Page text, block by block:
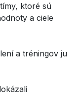
ktoré sú
a ciele
a tréningov ju